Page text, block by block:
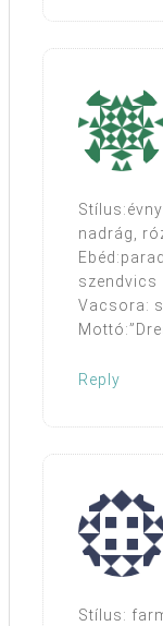
nadrág,
szendvics
Vacsora:
Reply
Stílus: